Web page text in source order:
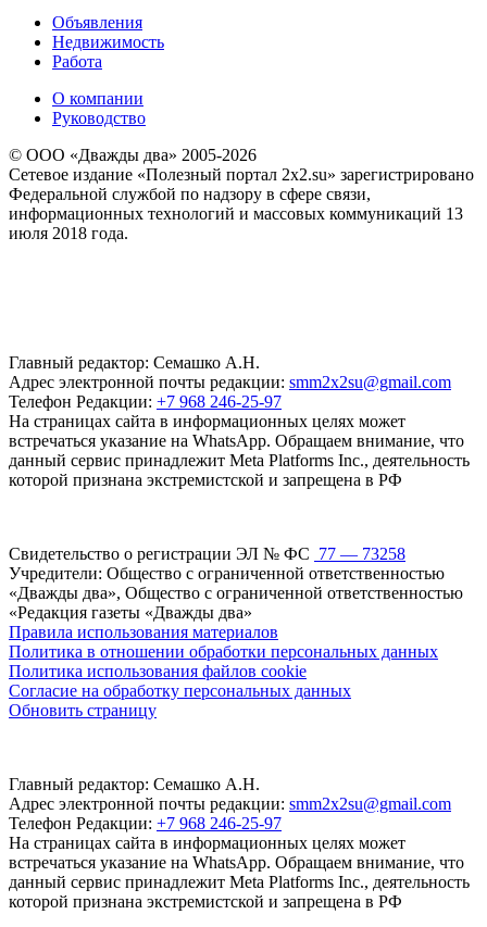
Объявления
Недвижимость
Работа
О компании
Руководство
© ООО «Дважды два» 2005-2026
Сетевое издание «Полезный портал 2x2.su» зарегистрировано
Федеральной службой по надзору в сфере связи,
информационных технологий и массовых коммуникаций 13
июля 2018 года.
Главный редактор: Семашко А.Н.
Адрес электронной почты редакции: smm2x2su@gmail.com
Телефон Редакции: +7 968 246-25-97
На страницах сайта в информационных целях может
встречаться указание на WhatsApp. Обращаем внимание, что
данный сервис принадлежит Meta Platforms Inc., деятельность
которой признана экстремистской и запрещена в РФ
Свидетельство о регистрации ЭЛ № ФС 77 — 73258
Учредители: Общество с ограниченной ответственностью
«Дважды два», Общество с ограниченной ответственностью
«Редакция газеты «Дважды два»
Правила использования материалов
Политика в отношении обработки персональных данных
Политика использования файлов cookie
Согласие на обработку персональных данных
Обновить страницу
Главный редактор: Семашко А.Н.
Адрес электронной почты редакции: smm2x2su@gmail.com
Телефон Редакции: +7 968 246-25-97
На страницах сайта в информационных целях может
встречаться указание на WhatsApp. Обращаем внимание, что
данный сервис принадлежит Meta Platforms Inc., деятельность
которой признана экстремистской и запрещена в РФ